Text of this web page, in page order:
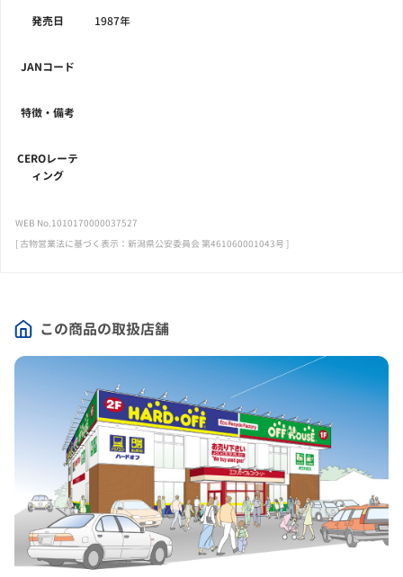
この商品の取扱店舗
発売日 1987年
JANコード
特徴・備考
CEROレーテ
ィング
WEB No.1010170000037527
[ 古物営業法に基づく表示：新潟県公安委員会 第461060001043号 ]